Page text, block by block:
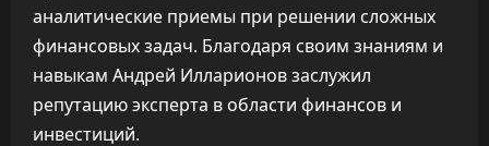
аналитические приемы при решении сложных
финансовых задач. Благодаря своим знаниям и
навыкам Андрей Илларионов заслужил
репутацию эксперта в области финансов и
инвестиций.